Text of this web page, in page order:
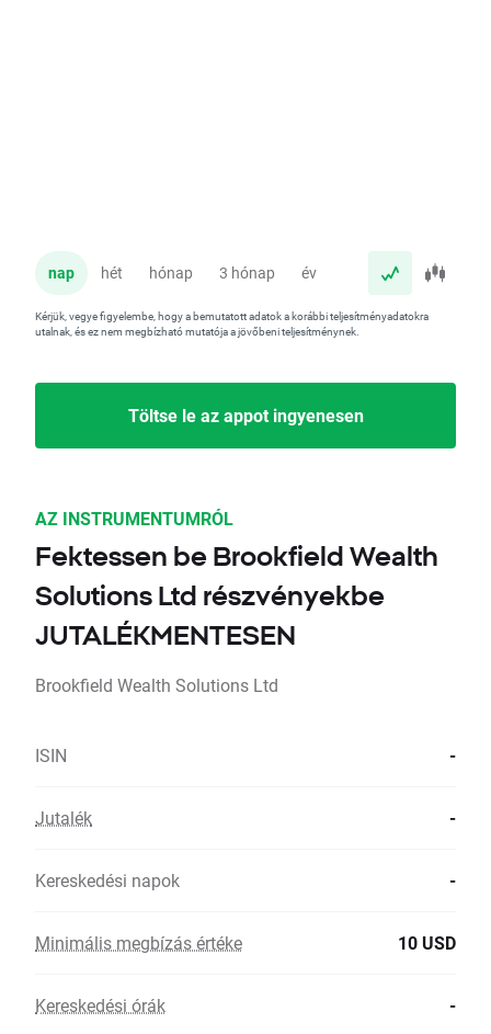
nap hét hónap 3 hónap év
Kérjük, vegye figyelembe, hogy a bemutatott adatok a korábbi teljesítményadatokra
utalnak, és ez nem megbízható mutatója a jövőbeni teljesítménynek.
Töltse le az appot ingyenesen
AZ INSTRUMENTUMRÓL
Fektessen be Brookfield Wealth
Solutions Ltd részvényekbe
JUTALÉKMENTESEN
Brookfield Wealth Solutions Ltd
ISIN -
Jutalék -
Kereskedési napok -
Minimális megbízás értéke 10 USD
Kereskedési órák -